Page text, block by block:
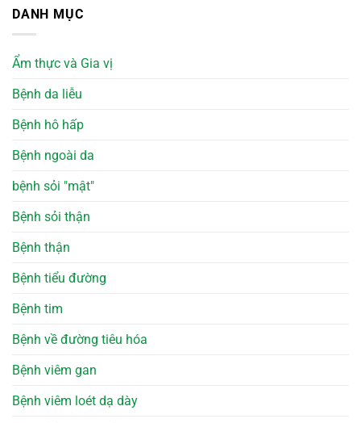
DANH MỤC
Ẩm thực và Gia vị
Bệnh da liễu
Bệnh hô hấp
Bệnh ngoài da
bệnh sỏi "mật"
Bệnh sỏi thận
Bệnh thận
Bệnh tiểu đường
Bệnh tim
Bệnh về đường tiêu hóa
Bệnh viêm gan
Bệnh viêm loét dạ dày